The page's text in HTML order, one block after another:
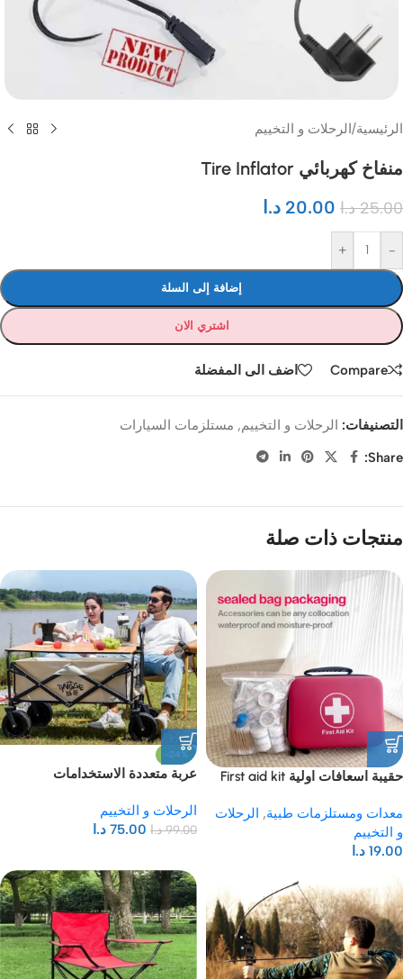
الرئيسية/الرحلات و التخييم
منفاخ كهربائي Tire Inflator
25.00 د.ا 20.00 د.ا
-
+
إضافة إلى السلة
اشتري الان
Compare اضف الى المفضلة
التصنيفات: الرحلات و التخييم, مستلزمات السيارات
Share:
منتجات ذات صلة
حقيبة اسعافات اولية First aid kit
معدات ومستلزمات طبية, الرحلات
و التخييم
19.00 د.ا
-24%
عربة متعددة الاستخدامات
الرحلات و التخييم
99.00 د.ا 75.00 د.ا